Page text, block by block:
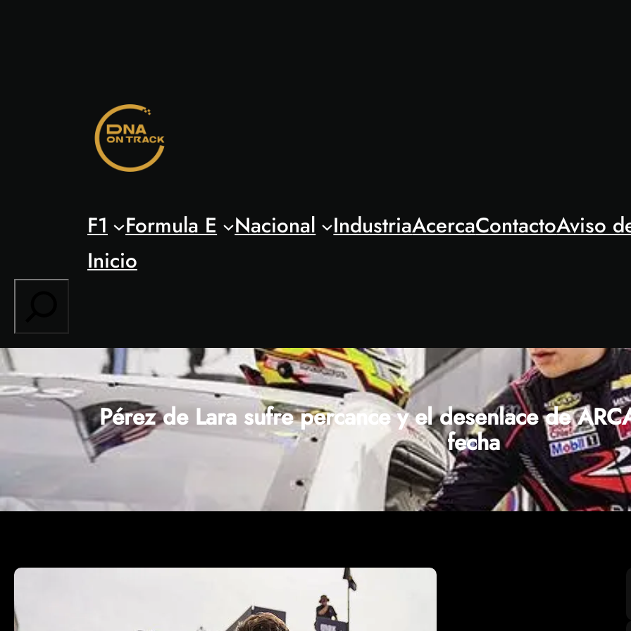
F1 Formula E Nacional IndustriaAcercaContactoAviso
Inicio
Pérez de Lara sufre percance y el desenlace de
fecha